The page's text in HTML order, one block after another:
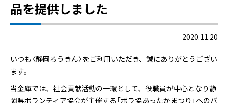
品を提供しました
2020.11.20
いつも〈静岡ろうきん〉をご利用いただき、誠にありがとうござい
ます。
当金庫では、社会貢献活動の一環として、役職員が中心となり静
岡県ボランティア協会が主催する「ボラ協あったかまつり」へのバ